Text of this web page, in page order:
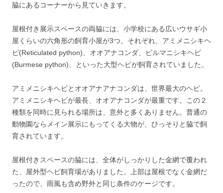
脇にあるコーナーから見ていきます。
屋根付き展示スペースの両脇には、小学校にある広いウサギ小
屋くらいの六角形の飼育小屋が3つ。それぞれ、アミメニシキヘ
ビ(Reticulated python)、オオアナコンダ、ビルマニシキヘビ
(Burmese python)、といった大型ヘビが飼育されていました。
アミメニシキヘビとオオアナアナコンダは、世界最大のヘビ。
アミメニシキヘビが最長、オオアナコンダが最重です。この２
種類を同時に見られる場所は、意外と多くありません。普通の
動物園ならメイン展示にもってくる大物が、ひっそりと脇で飼
育されています。
屋根付きスペースの脇には、全体がしっかりした金網で覆われ
た、屋外型ヘビ飼育場がありました。上部は屋根でなく金網だ
ったので、雨風も含め野外と同じ条件のケージです。